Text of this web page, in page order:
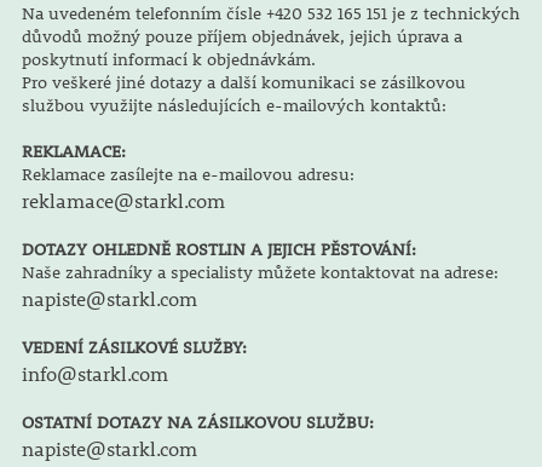
Na uvedeném telefonním čísle +420 532 165 151 je z technických
důvodů možný pouze příjem objednávek, jejich úprava a
poskytnutí informací k objednávkám.
Pro veškeré jiné dotazy a další komunikaci se zásilkovou
službou využijte následujících e-mailových kontaktů:
REKLAMACE:
Reklamace zasílejte na e-mailovou adresu:
reklamace@starkl.com
DOTAZY OHLEDNĚ ROSTLIN A JEJICH PĚSTOVÁNÍ:
Naše zahradníky a specialisty můžete kontaktovat na adrese:
napiste@starkl.com
VEDENÍ ZÁSILKOVÉ SLUŽBY:
info@starkl.com
OSTATNÍ DOTAZY NA ZÁSILKOVOU SLUŽBU:
napiste@starkl.com